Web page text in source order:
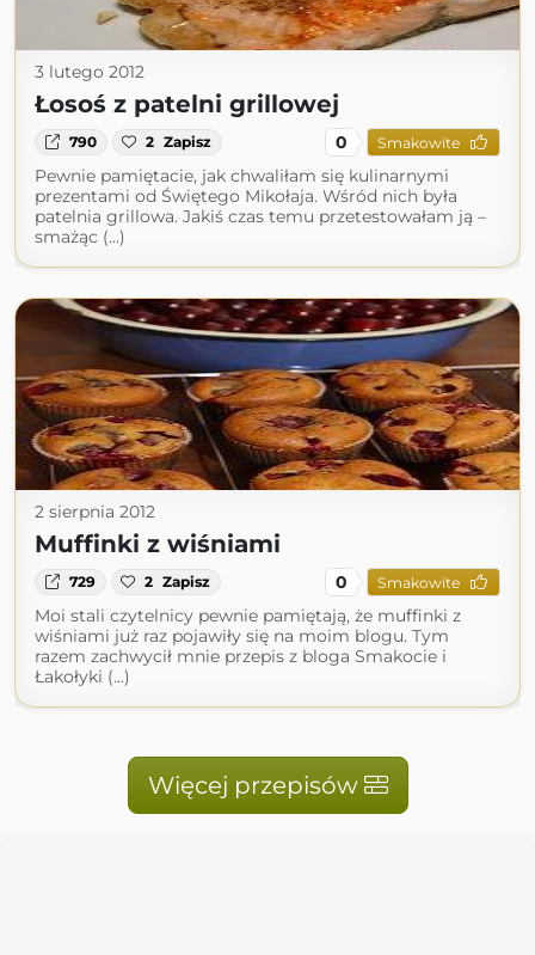
3 lutego 2012
Łosoś z patelni grillowej
790 2 Zapisz 0 Smakowite
Pewnie pamiętacie, jak chwaliłam się kulinarnymi
prezentami od Świętego Mikołaja. Wśród nich była
patelnia grillowa. Jakiś czas temu przetestowałam ją –
smażąc (...)
2 sierpnia 2012
Muffinki z wiśniami
729 2 Zapisz 0 Smakowite
Moi stali czytelnicy pewnie pamiętają, że muffinki z
wiśniami już raz pojawiły się na moim blogu. Tym
razem zachwycił mnie przepis z bloga Smakocie i
Łakołyki (...)
Więcej przepisów